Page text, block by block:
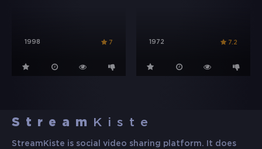
1998 7 1972 7.2
Stream Kiste
StreamKiste is social video sharing platform. It does